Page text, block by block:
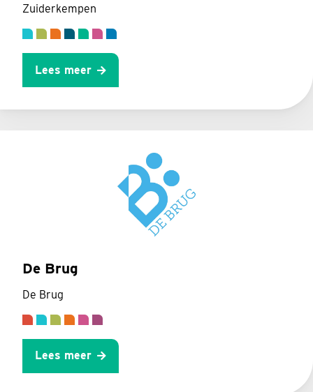
Zuiderkempen
Lees meer
De Brug
De Brug
Lees meer